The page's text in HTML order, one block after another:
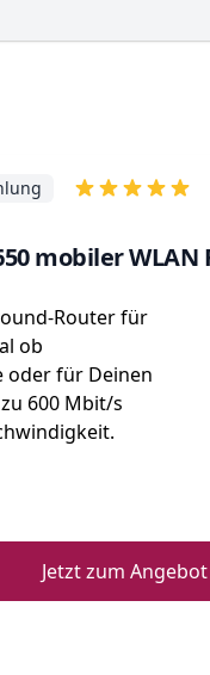
mobiler WLAN
Router für
ob
oder für Deinen
600 Mbit/s
Jetzt zum Angebot